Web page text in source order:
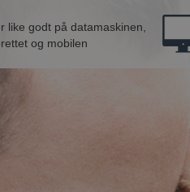
like godt på datamaskinen,
og mobilen